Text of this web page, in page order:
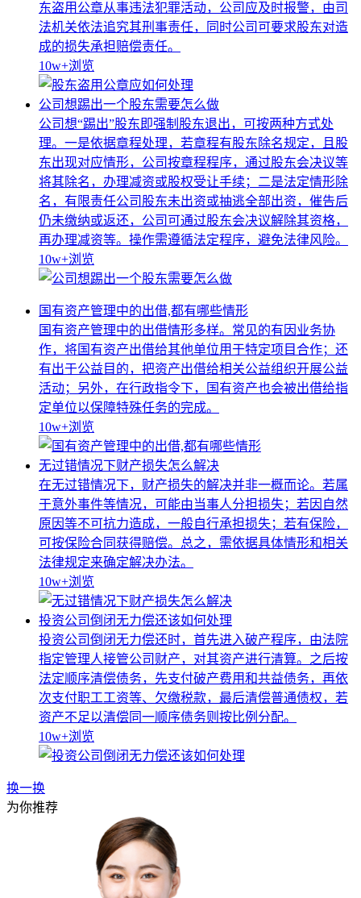
东盗用公章从事违法犯罪活动，公司应及时报警，由司
法机关依法追究其刑事责任，同时公司可要求股东对造
成的损失承担赔偿责任。
10w+浏览
公司想踢出一个股东需要怎么做
公司想“踢出”股东即强制股东退出，可按两种方式处
理。一是依据章程处理，若章程有股东除名规定，且股
东出现对应情形，公司按章程程序，通过股东会决议等
将其除名，办理减资或股权受让手续；二是法定情形除
名，有限责任公司股东未出资或抽逃全部出资，催告后
仍未缴纳或返还，公司可通过股东会决议解除其资格，
再办理减资等。操作需遵循法定程序，避免法律风险。
10w+浏览
国有资产管理中的出借,都有哪些情形
国有资产管理中的出借情形多样。常见的有因业务协
作，将国有资产出借给其他单位用于特定项目合作；还
有出于公益目的，把资产出借给相关公益组织开展公益
活动；另外，在行政指令下，国有资产也会被出借给指
定单位以保障特殊任务的完成。
10w+浏览
无过错情况下财产损失怎么解决
在无过错情况下，财产损失的解决并非一概而论。若属
于意外事件等情况，可能由当事人分担损失；若因自然
原因等不可抗力造成，一般自行承担损失；若有保险，
可按保险合同获得赔偿。总之，需依据具体情形和相关
法律规定来确定解决办法。
10w+浏览
投资公司倒闭无力偿还该如何处理
投资公司倒闭无力偿还时，首先进入破产程序，由法院
指定管理人接管公司财产，对其资产进行清算。之后按
法定顺序清偿债务，先支付破产费用和共益债务，再依
次支付职工工资等、欠缴税款，最后清偿普通债权，若
资产不足以清偿同一顺序债务则按比例分配。
10w+浏览
换一换
为你推荐